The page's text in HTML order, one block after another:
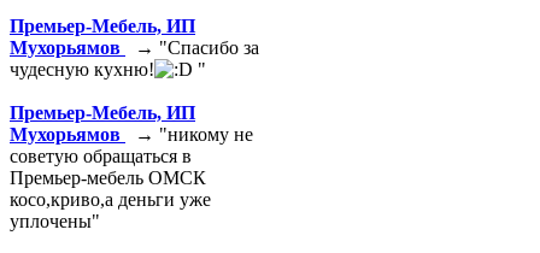
Премьер-Мебель, ИП
Мухорьямов
→ "Спасибо за
чудесную кухню!
"
Премьер-Мебель, ИП
Мухорьямов
→ "никому не
советую обращаться в
Премьер-мебель ОМСК
косо,криво,а деньги уже
уплочены"